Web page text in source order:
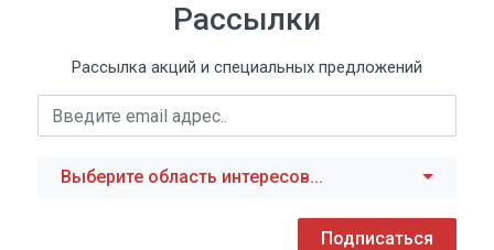
Рассылки
Рассылка акций и специальных предложений
Выберите область интересов...
Подписаться